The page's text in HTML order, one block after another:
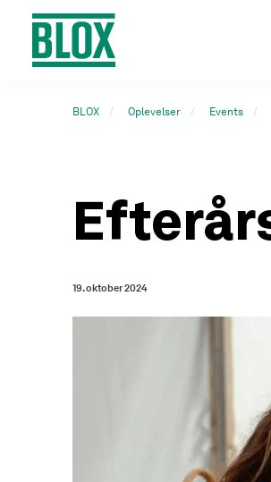
BLOX Oplevelser Events
19. oktober 2024